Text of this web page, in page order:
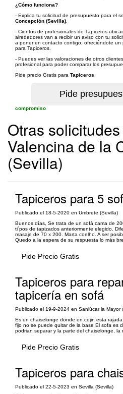
¿Cómo funciona?
- Explica tu solicitud de presupuesto para el
Concepción (Sevilla)
- Cientos de profesionales de Tapiceros
alrededores van a recibir un aviso con tu
a poner en contacto contigo, ofreciéndote
para Tapiceros.
- Puedes ver las valoraciones de otros
profesional para poder comparar los
Pide precio Gratis para Tapiceros
compromiso
Otras
Valencina de la
(Sevilla)
Tapiceros para 5
Publicado el 18-5-2020 en Umbrete (Sevilla)
Buenos días, Se trata de un sofá cama de
ti`pos de tapizados anteriormente elegido.
masaje de 70 x 200. Marta coelho. A ser
Quedo a la espera de su respuesta lo más
Pide Precio Gratis
Tapiceros para
tapicería en sofá
Publicado el 19-9-2024 en Sanlúcar la Mayor
Es un chaiselonge donde en cojin esta
fijo no se puede quitar de la base El sofa es
podrian separar y la parte del chaiselonge, la
Pide Precio Gratis
Tapiceros para
Publicado el 22-5-2023 en Sevilla (Sevilla)